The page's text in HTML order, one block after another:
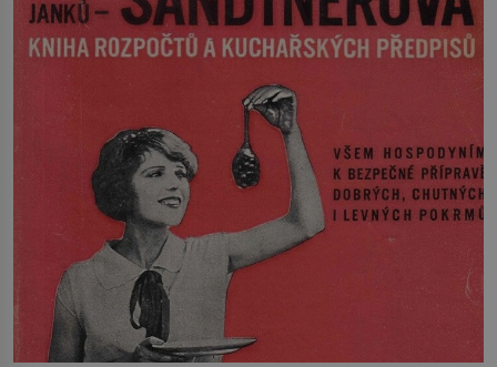
„Robespierre to dotáhne hodně daleko,“ prohlásil o něm
jiný významný francouzský revolucionář, Honoré de